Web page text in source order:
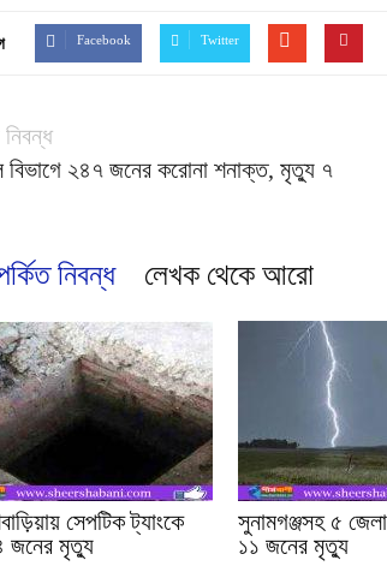
Facebook Twitter
নিবন্ধ
বিভাগে ২৪৭ জনের করোনা শনাক্ত, মৃত্যু ৭
নিবন্ধ লেখক থেকে আরো
সেপটিক ট্যাংকে
জনের মৃত্যু
সুনামগঞ্জসহ ৫
১১ জনের মৃত্যু